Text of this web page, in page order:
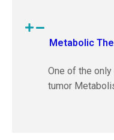
Metabolic
One of the
tumor